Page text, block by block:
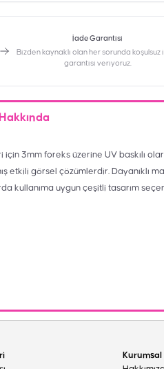
İade Garantisi
Bizden kaynaklı olan her sorunda koşulsuz
garantisi veriyoruz.
3mm foreks üzerine UV baskılı
etkili görsel çözümlerdir. Dayanıklı
kullanıma uygun çeşitli tasarım
Kurumsal